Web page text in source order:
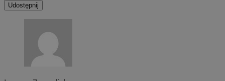
Udostępnij